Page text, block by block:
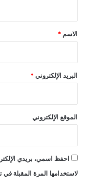
*
الاسم *
البريد الإلكتروني *
الموقع الإلكتروني
احفظ اسمي، بريدي
لاستخدامها المرة المقبلة في